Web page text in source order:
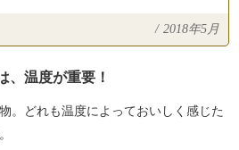
/ 2018年5月
、温度が重要！
。どれも温度によっておいしく感じた